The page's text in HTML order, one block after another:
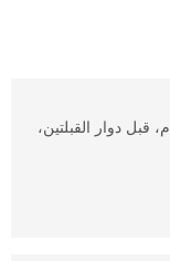
دوار القبلتين،